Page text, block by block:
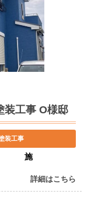
装工事 O様邸
装工事
施
詳細はこちら